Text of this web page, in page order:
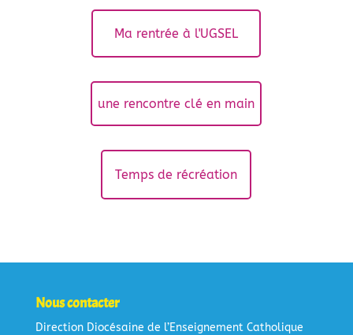
Ma rentrée à l'UGSEL
une rencontre clé en main
Temps de récréation
Nous contacter
Direction Diocésaine de l’Enseignement Catholique